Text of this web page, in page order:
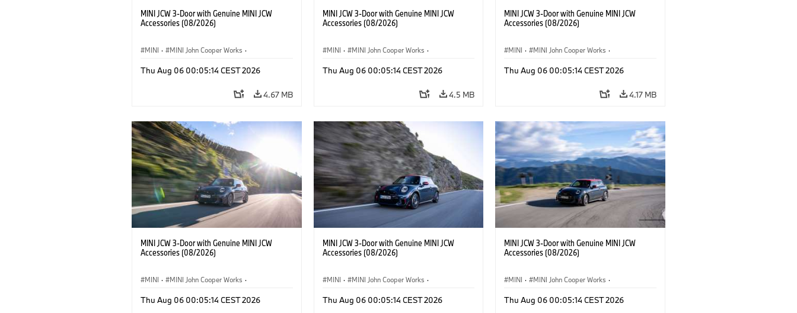
MINI JCW 3-Door with Genuine MINI JCW
Accessories (08/2026)
MINI · MINI John Cooper Works ·
Optional Extras, Accessories
Thu Aug 06 00:05:14 CEST 2026
4.67 MB
MINI JCW 3-Door with Genuine MINI JCW
Accessories (08/2026)
MINI · MINI John Cooper Works ·
Optional Extras, Accessories
Thu Aug 06 00:05:14 CEST 2026
4.5 MB
MINI JCW 3-Door with Genuine MINI JCW
Accessories (08/2026)
MINI · MINI John Cooper Works ·
Optional Extras, Accessories
Thu Aug 06 00:05:14 CEST 2026
4.17 MB
MINI JCW 3-Door with Genuine MINI JCW
Accessories (08/2026)
MINI · MINI John Cooper Works ·
Optional Extras, Accessories
Thu Aug 06 00:05:14 CEST 2026
MINI JCW 3-Door with Genuine MINI JCW
Accessories (08/2026)
MINI · MINI John Cooper Works ·
Optional Extras, Accessories
Thu Aug 06 00:05:14 CEST 2026
MINI JCW 3-Door with Genuine MINI JCW
Accessories (08/2026)
MINI · MINI John Cooper Works ·
Optional Extras, Accessories
Thu Aug 06 00:05:14 CEST 2026